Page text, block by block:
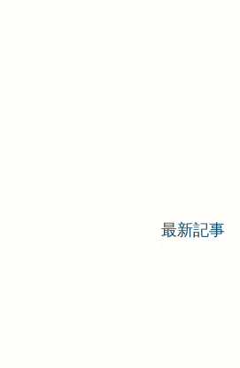
最新記事